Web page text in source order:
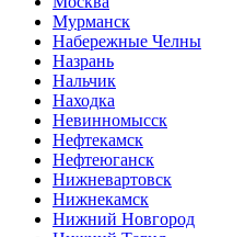
Мурманск
Набережные Челны
Назрань
Нальчик
Находка
Невинномысск
Нефтекамск
Нефтеюганск
Нижневартовск
Нижнекамск
Нижний Новгород